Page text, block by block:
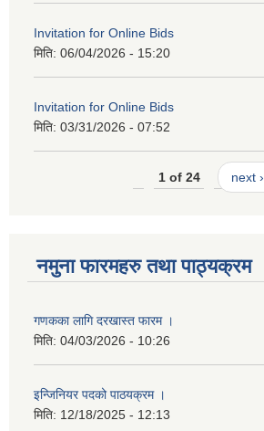
Invitation for Online Bids
मिति: 06/04/2026 - 15:20
Invitation for Online Bids
मिति: 03/31/2026 - 07:52
1 of 24 next ›
नमुना फारमहरु तथा पाठ्यक्रम
गणकका लागि दरखास्त फारम ।
मिति: 04/03/2026 - 10:26
इन्जिनियर पदको पाठयक्रम ।
मिति: 12/18/2025 - 12:13